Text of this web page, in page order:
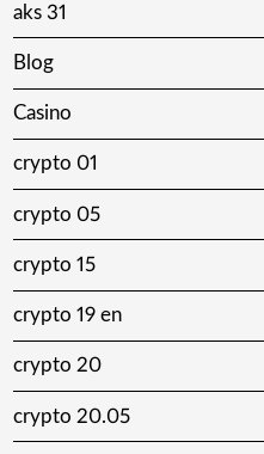
aks 31
Blog
Casino
crypto 01
crypto 05
crypto 15
crypto 19 en
crypto 20
crypto 20.05